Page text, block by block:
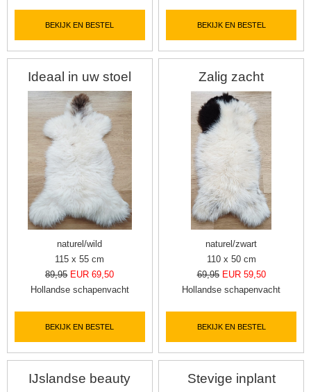
BEKIJK EN BESTEL BEKIJK EN BESTEL
Ideaal in uw stoel
naturel/wild
115 x 55 cm
89,95 EUR 69,50
Hollandse schapenvacht
BEKIJK EN BESTEL
Zalig zacht
naturel/zwart
110 x 50 cm
69,95 EUR 59,50
Hollandse schapenvacht
BEKIJK EN BESTEL
IJslandse beauty Stevige inplant